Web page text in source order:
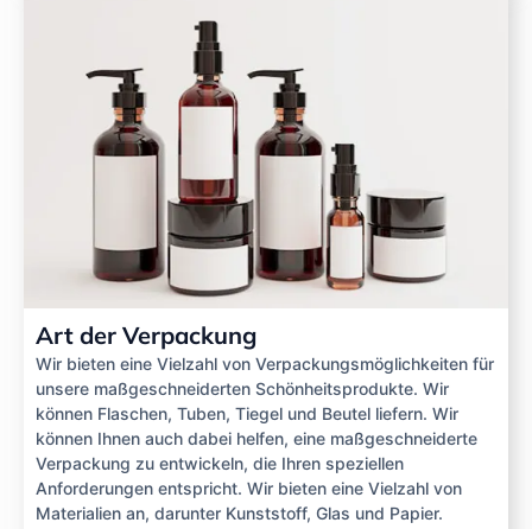
Art der Verpackung
Wir bieten eine Vielzahl von Verpackungsmöglichkeiten für
unsere maßgeschneiderten Schönheitsprodukte. Wir
können Flaschen, Tuben, Tiegel und Beutel liefern. Wir
können Ihnen auch dabei helfen, eine maßgeschneiderte
Verpackung zu entwickeln, die Ihren speziellen
Anforderungen entspricht. Wir bieten eine Vielzahl von
Materialien an, darunter Kunststoff, Glas und Papier.